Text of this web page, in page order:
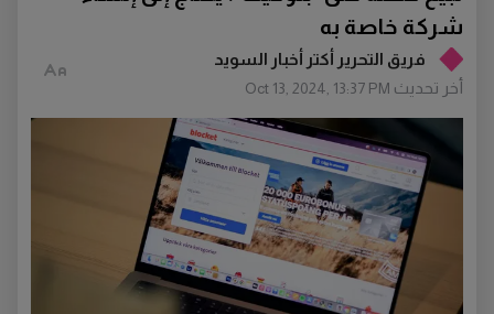
فريق التحرير أكتر أخبار السويد
أخر تحديث Oct 13, 2024, 13:37 PM
شركة خاصة به